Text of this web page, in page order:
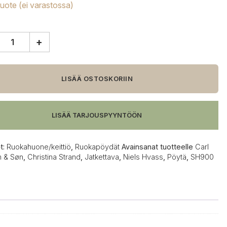
(ei varastossa)
+
LISÄÄ OSTOSKORIIN
LISÄÄ TARJOUSPYYNTÖÖN
Ruokahuone/keittiö Ruokapöydät Avainsanat tuotteelle Carl
& Søn Christina Strand Jatkettava Niels Hvass Pöytä SH900